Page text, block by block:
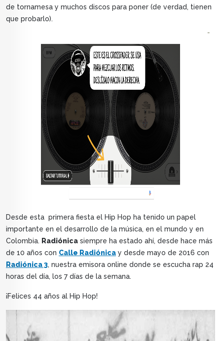
de tornamesa y muchos discos para poner (de verdad, tienen
que probarlo).
Desde esta primera fiesta el Hip Hop ha tenido un papel
importante en el desarrollo de la música, en el mundo y en
Colombia. Radiónica siempre ha estado ahí, desde hace más
de 10 años con Calle Radiónica y desde mayo de 2016 con
Radiónica 3, nuestra emisora online donde se escucha rap 24
horas del día, los 7 días de la semana.
¡Felices 44 años al Hip Hop!